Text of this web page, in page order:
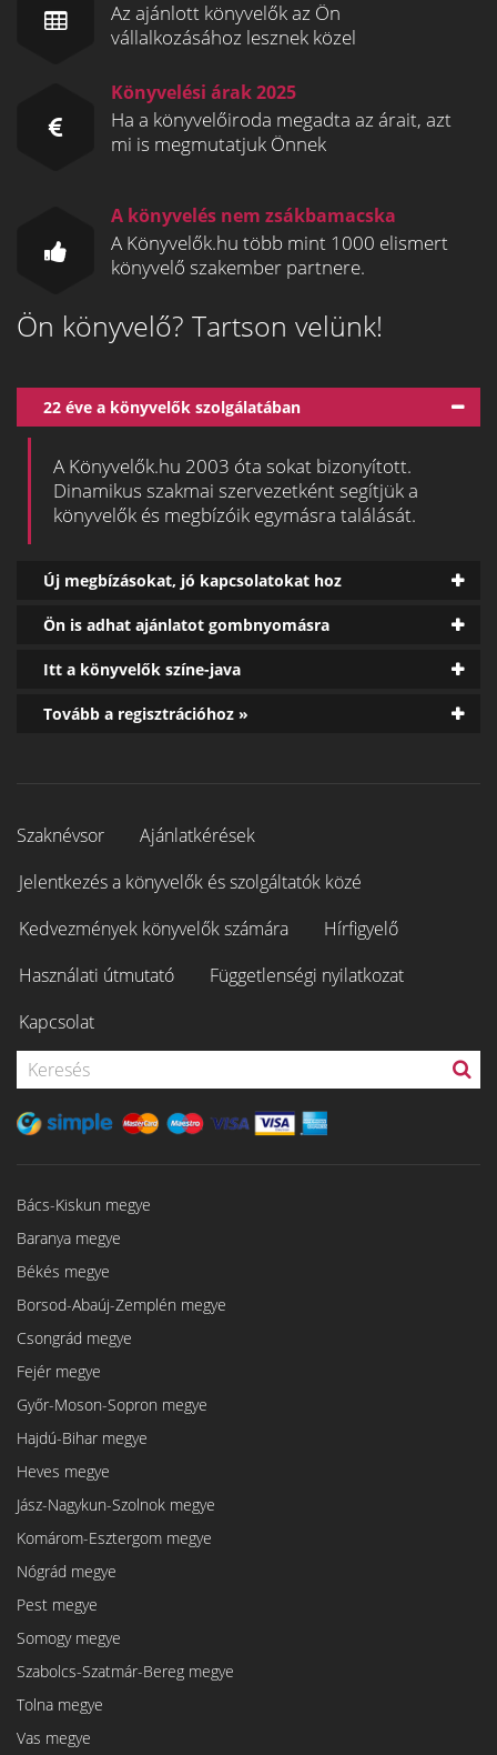
Az ajánlott könyvelők az Ön
vállalkozásához lesznek közel
Könyvelési árak 2025
Ha a könyvelőiroda megadta az árait, azt
mi is megmutatjuk Önnek
A könyvelés nem zsákbamacska
A Könyvelők.hu több mint 1000 elismert
könyvelő szakember partnere.
Ön könyvelő? Tartson velünk!
22 éve a könyvelők szolgálatában
A Könyvelők.hu 2003 óta sokat bizonyított.
Dinamikus szakmai szervezetként segítjük a
könyvelők és megbízóik egymásra találását.
Új megbízásokat, jó kapcsolatokat hoz
Ön is adhat ajánlatot gombnyomásra
Itt a könyvelők színe-java
Tovább a regisztrációhoz »
Szaknévsor
Ajánlatkérések
Jelentkezés a könyvelők és szolgáltatók közé
Kedvezmények könyvelők számára
Hírfigyelő
Használati útmutató
Függetlenségi nyilatkozat
Kapcsolat
Bács-Kiskun megye
Baranya megye
Békés megye
Borsod-Abaúj-Zemplén megye
Csongrád megye
Fejér megye
Győr-Moson-Sopron megye
Hajdú-Bihar megye
Heves megye
Jász-Nagykun-Szolnok megye
Komárom-Esztergom megye
Nógrád megye
Pest megye
Somogy megye
Szabolcs-Szatmár-Bereg megye
Tolna megye
Vas megye